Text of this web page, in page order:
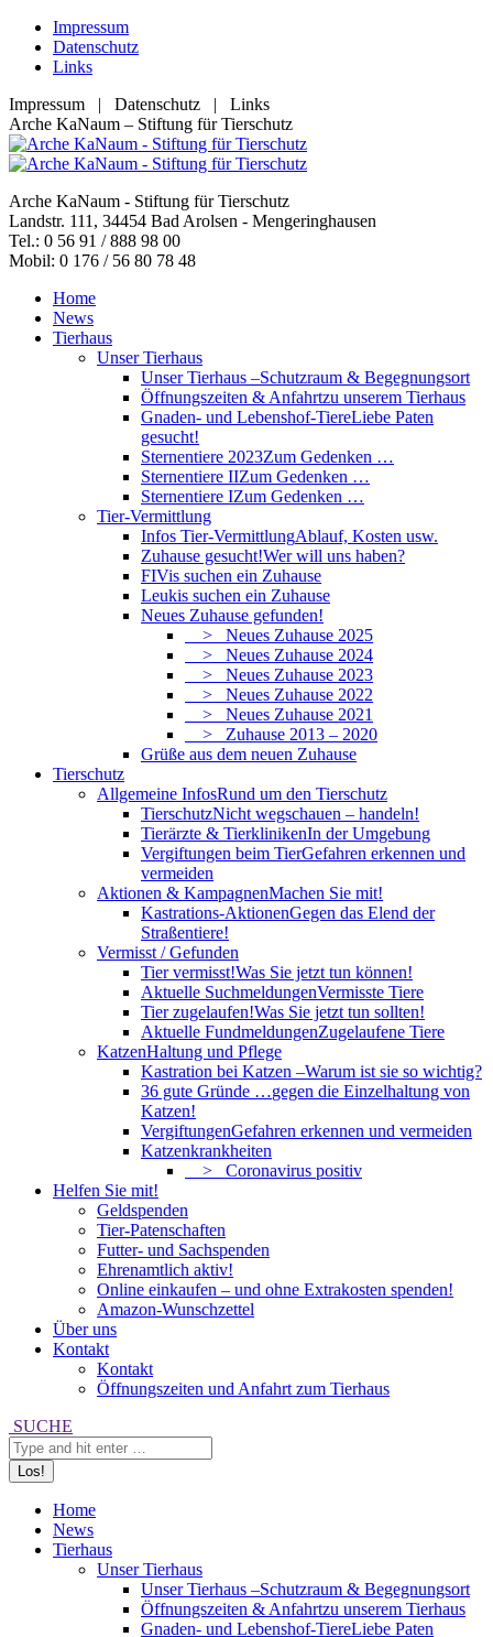
Zum
Inhalt
springen
Impressum
Datenschutz
Links
Impressum | Datenschutz | Links
Facebook
page
opens
new
window
YouTube
page
opens
new
window
RSS
page
opens
new
window
E-
Mail
page
in
new
window
Arche KaNaum – Stiftung für Tierschutz
Arche KaNaum - Stiftung für Tierschutz
Landstr. 111, 34454 Bad Arolsen - Mengeringhausen
Tel.: 0 56 91 / 888 98 00
Mobil: 0 176 / 56 80 78 48
Home
News
Tierhaus
Unser Tierhaus
Unser Tierhaus –Schutzraum & Begegnungsort
Öffnungszeiten & Anfahrtzu unserem Tierhaus
Gnaden- und Lebenshof-TiereLiebe Paten
gesucht!
Sternentiere 2023Zum Gedenken …
Sternentiere IIZum Gedenken …
Sternentiere IZum Gedenken …
Tier-Vermittlung
Infos Tier-VermittlungAblauf, Kosten usw.
Zuhause gesucht!Wer will uns haben?
FIVis suchen ein Zuhause
Leukis suchen ein Zuhause
Neues Zuhause gefunden!
> Neues Zuhause 2025
> Neues Zuhause 2024
> Neues Zuhause 2023
> Neues Zuhause 2022
> Neues Zuhause 2021
> Zuhause 2013 – 2020
Grüße aus dem neuen Zuhause
Tierschutz
Allgemeine InfosRund um den Tierschutz
TierschutzNicht wegschauen – handeln!
Tierärzte & TierklinikenIn der Umgebung
Vergiftungen beim TierGefahren erkennen und
vermeiden
Aktionen & KampagnenMachen Sie mit!
Kastrations-AktionenGegen das Elend der
Straßentiere!
Vermisst / Gefunden
Tier vermisst!Was Sie jetzt tun können!
Aktuelle SuchmeldungenVermisste Tiere
Tier zugelaufen!Was Sie jetzt tun sollten!
Aktuelle FundmeldungenZugelaufene Tiere
KatzenHaltung und Pflege
Kastration bei Katzen –Warum ist sie so wichtig?
36 gute Gründe …gegen die Einzelhaltung von
Katzen!
VergiftungenGefahren erkennen und vermeiden
Katzenkrankheiten
> Coronavirus positiv
Helfen Sie mit!
Geldspenden
Tier-Patenschaften
Futter- und Sachspenden
Ehrenamtlich aktiv!
Online einkaufen – und ohne Extrakosten spenden!
Amazon-Wunschzettel
Über uns
Kontakt
Kontakt
Öffnungszeiten und Anfahrt zum Tierhaus
Search:
SUCHE
Home
News
Tierhaus
Unser Tierhaus
Unser Tierhaus –Schutzraum & Begegnungsort
Öffnungszeiten & Anfahrtzu unserem Tierhaus
Gnaden- und Lebenshof-TiereLiebe Paten